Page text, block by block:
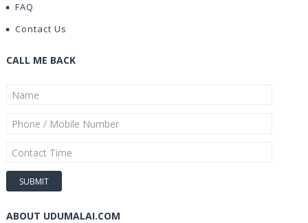
FAQ
Contact Us
CALL ME BACK
ABOUT UDUMALAI.COM